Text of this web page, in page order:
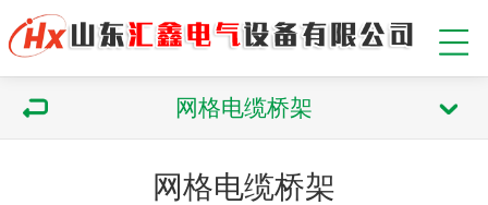
网格电缆桥架
网格电缆桥架